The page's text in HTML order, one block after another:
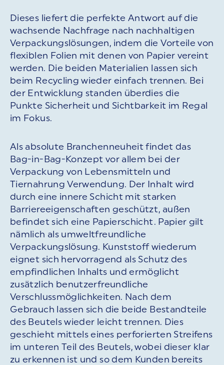
Dieses liefert die perfekte Antwort auf die
wachsende Nachfrage nach nachhaltigen
Verpackungslösungen, indem die Vorteile von
flexiblen Folien mit denen von Papier vereint
werden. Die beiden Materialien lassen sich
beim Recycling wieder einfach trennen. Bei
der Entwicklung standen überdies die
Punkte Sicherheit und Sichtbarkeit im Regal
im Fokus.
Als absolute Branchenneuheit findet das
Bag-in-Bag-Konzept vor allem bei der
Verpackung von Lebensmitteln und
Tiernahrung Verwendung. Der Inhalt wird
durch eine innere Schicht mit starken
Barriereeigenschaften geschützt, außen
befindet sich eine Papierschicht. Papier gilt
nämlich als umweltfreundliche
Verpackungslösung. Kunststoff wiederum
eignet sich hervorragend als Schutz des
empfindlichen Inhalts und ermöglicht
zusätzlich benutzerfreundliche
Verschlussmöglichkeiten. Nach dem
Gebrauch lassen sich die beide Bestandteile
des Beutels wieder leicht trennen. Dies
geschieht mittels eines perforierten Streifens
im unteren Teil des Beutels, wobei dieser klar
zu erkennen ist und so dem Kunden bereits